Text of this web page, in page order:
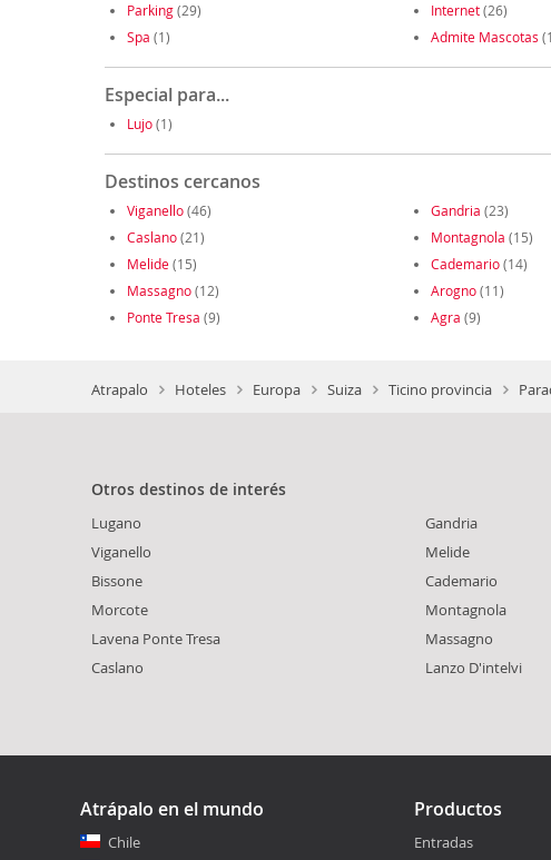
Parking(29) Internet(26)
Spa (1) Admite Mascotas
Especial para...
Lujo(1)
Destinos cercanos
Viganello(46) Gandria (23)
Caslano(21) Montagnola (15)
Melide(15) Cademario(14)
Massagno(12) Arogno(11)
Ponte Tresa (9) Agra (9)
Atrapalo Hoteles Europa Suiza Ticino provincia
Otros destinos de interés
Lugano
Viganello
Bissone
Morcote
Lavena Ponte Tresa
Caslano
Gandria
Melide
Cademario
Montagnola
Massagno
Lanzo D'intelvi
Atrápalo en el mundo
Chile
Productos
Entradas